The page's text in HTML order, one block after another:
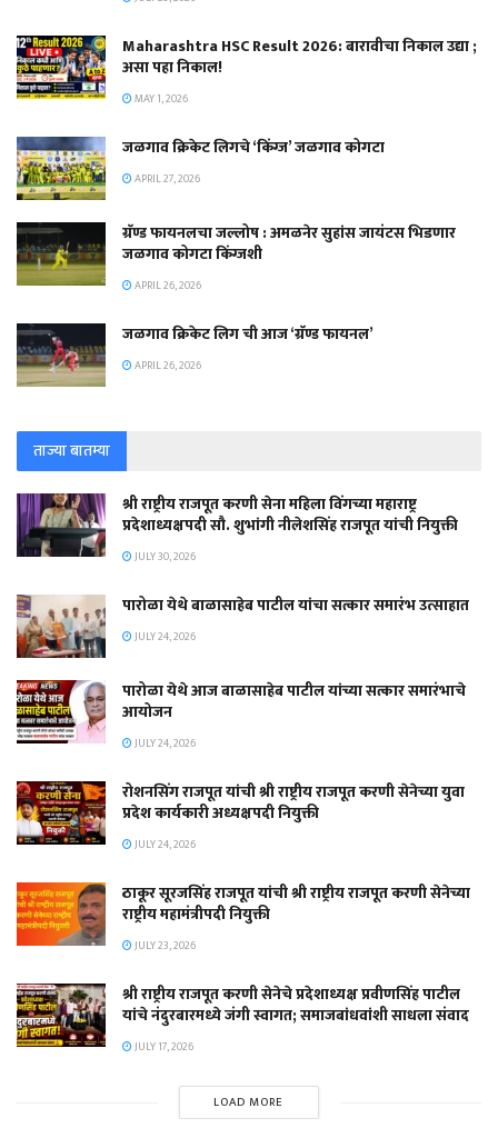
Maharashtra HSC Result 2026: बारावीचा निकाल उद्या ;
असा पहा निकाल!
MAY 1, 2026
जळगाव क्रिकेट लिगचे ‘किंग्ज’ जळगाव कोगटा
APRIL 27, 2026
ग्रॅण्ड फायनलचा जल्लोष : अमळनेर सुहांस जायंटस भिडणार
जळगाव कोगटा किंग्जशी
APRIL 26, 2026
जळगाव क्रिकेट लिग ची आज ‘ग्रॅण्ड फायनल’
APRIL 26, 2026
ताज्या बातम्या
श्री राष्ट्रीय राजपूत करणी सेना महिला विंगच्या महाराष्ट्र
प्रदेशाध्यक्षपदी सौ. शुभांगी नीलेशसिंह राजपूत यांची नियुक्ती
JULY 30, 2026
पारोळा येथे बाळासाहेब पाटील यांचा सत्कार समारंभ उत्साहात
JULY 24, 2026
पारोळा येथे आज बाळासाहेब पाटील यांच्या सत्कार समारंभाचे
आयोजन
JULY 24, 2026
रोशनसिंग राजपूत यांची श्री राष्ट्रीय राजपूत करणी सेनेच्या युवा
प्रदेश कार्यकारी अध्यक्षपदी नियुक्ती
JULY 24, 2026
ठाकूर सूरजसिंह राजपूत यांची श्री राष्ट्रीय राजपूत करणी सेनेच्या
राष्ट्रीय महामंत्रीपदी नियुक्ती
JULY 23, 2026
श्री राष्ट्रीय राजपूत करणी सेनेचे प्रदेशाध्यक्ष प्रवीणसिंह पाटील
यांचे नंदुरबारमध्ये जंगी स्वागत; समाजबांधवांशी साधला संवाद
JULY 17, 2026
LOAD MORE